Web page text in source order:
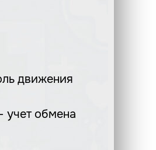
движения
учет обмена